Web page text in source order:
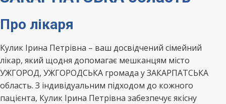
Про лікаря
Кулик Ірина Петрівна – ваш досвідчений сімейний
лікар, який щодня допомагає мешканцям місто
УЖГОРОД, УЖГОРОДСЬКА громада у ЗАКАРПАТСЬКА
область. З індивідуальним підходом до кожного
пацієнта, Кулик Ірина Петрівна забезпечує якісну